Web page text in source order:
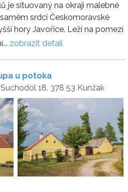
je situovaný na okraji malebné
srdci Českomoravské
hory Javořice. Leží na pomezí
zobrazit detail
u potoka
18, 378 53 Kunžak